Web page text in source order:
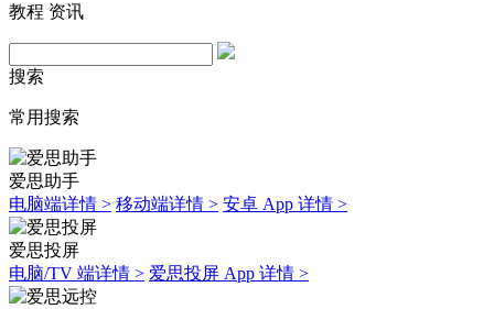
教程 资讯
搜索
常用搜索
爱思助手
电脑端详情 > 移动端详情 > 安卓 App 详情 >
爱思投屏
电脑/TV 端详情 > 爱思投屏 App 详情 >